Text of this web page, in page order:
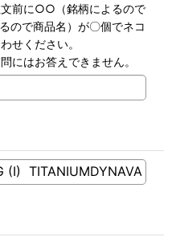
文前に○○（銘柄によるので
ので商品名）が〇個でネコ
せください。
にはお答えできません。